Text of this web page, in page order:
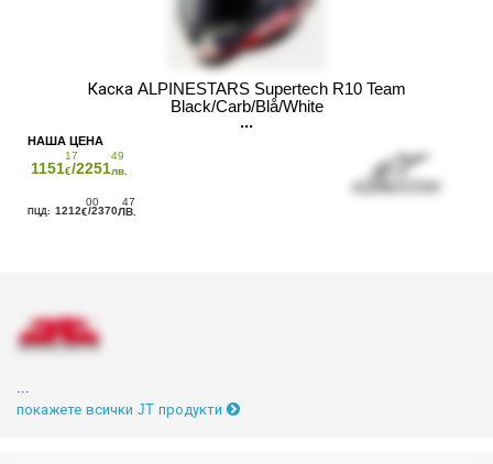
...
покажете всички JT продукти
Каска ALPINESTARS Supertech R10 Team
Black/Carb/Blå/White
1151
17
€/2251
49
лв.
1212
00
€/2370
47
ЛВ.